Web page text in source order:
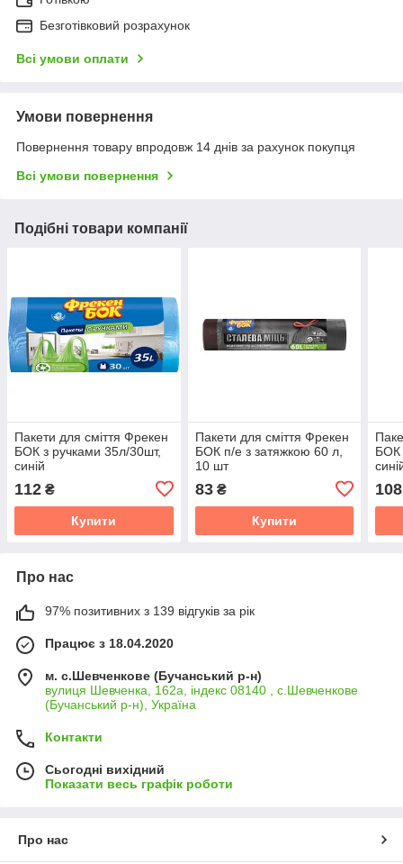
Безготівковий розрахунок
Всі умови оплати
Умови повернення
Повернення товару впродовж 14 днів за рахунок покупця
Всі умови повернення
Подібні товари компанії
Пакети для сміття Фрекен
БОК з ручками 35л/30шт,
синій
112 ₴
Купити
Пакети для смiття Фрекен
БОК п/е з затяжкою 60 л,
10 шт
83₴
Купити
БОК
108
Про нас
97% позитивних з 139 відгуків за рік
Працює з 18.04.2020
м. с.Шевченкове (Бучанський р-н)
вулиця Шевченка, 162а, індекс 08140 , с.Шевченкове
(Бучанський р-н), Україна
Контакти
Сьогодні вихідний
Показати весь графік роботи
Про нас